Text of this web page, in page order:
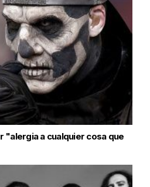
"alergia a cualquier cosa que